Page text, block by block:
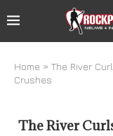
Home » The River
Crushes
The River